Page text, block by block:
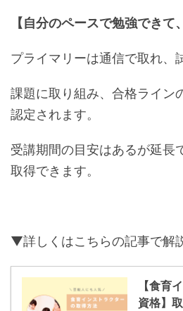
【自分のペースで勉強できて
プライマリーは通信で取れ、
課題に取り組み、合格ライン
認定されます。
受講期間の目安はあるが延長
取得できます。
▼詳しくはこちらの記事で解
【食育
資格】